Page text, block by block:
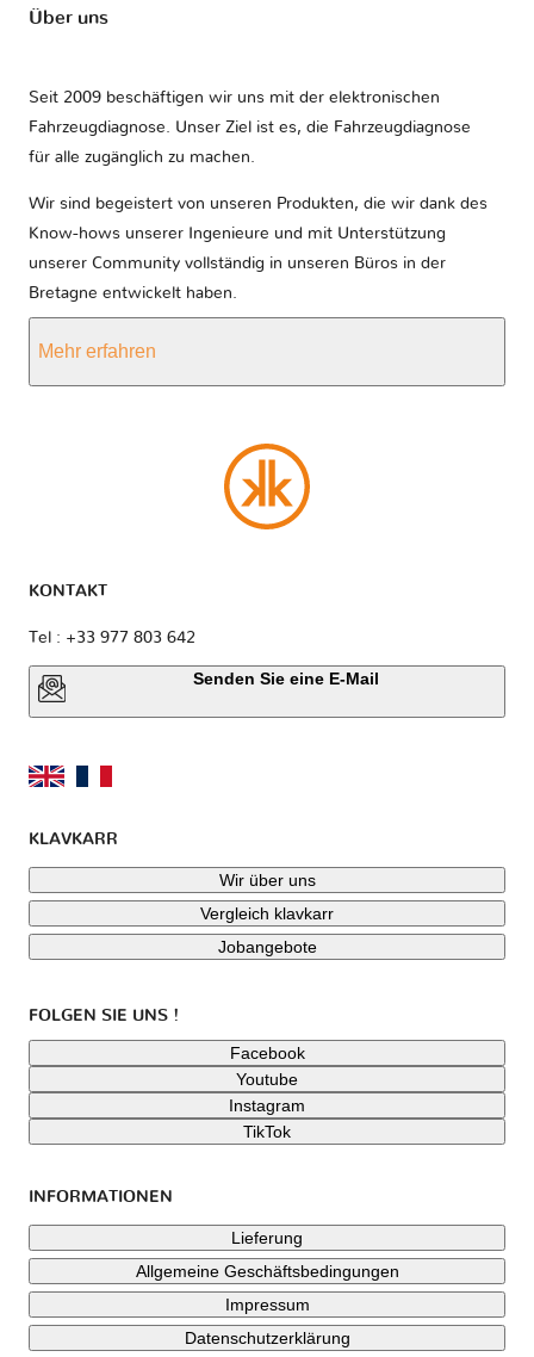
Über uns
Seit 2009 beschäftigen wir uns mit der elektronischen
Fahrzeugdiagnose. Unser Ziel ist es, die Fahrzeugdiagnose
für alle zugänglich zu machen.
Wir sind begeistert von unseren Produkten, die wir dank des
Know-hows unserer Ingenieure und mit Unterstützung
unserer Community vollständig in unseren Büros in der
Bretagne entwickelt haben.
Mehr erfahren
KONTAKT
Tel : +33 977 803 642
Senden Sie eine E-Mail
KLAVKARR
Wir über uns
Vergleich klavkarr
Jobangebote
FOLGEN SIE UNS !
Facebook
Youtube
Instagram
TikTok
INFORMATIONEN
Lieferung
Allgemeine Geschäftsbedingungen
Impressum
Datenschutzerklärung